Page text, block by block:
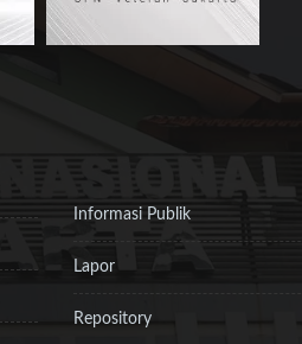
Informasi Publik
Lapor
Repository